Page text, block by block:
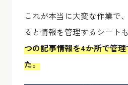
これが本当に大変な作業で
ると情報を管理するシート
つの記事情報を4か所で管
た。